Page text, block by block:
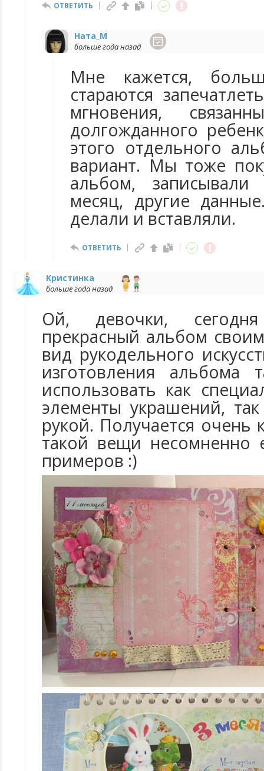
ОТВЕТИТЬ
Ната_М
больше года назад
Мне кажется,
стараются
мгновения,
долгожданного
этого отдельного
вариант. Мы тоже
альбом,
месяц, другие
делали и вставляли.
ОТВЕТИТЬ
Кристинка
больше года назад
Ой, девочки,
прекрасный альбом
вид рукодельного
изготовления альбома
использовать как
элементы украшений,
рукой. Получается очень
такой вещи несомненно
примеров :)